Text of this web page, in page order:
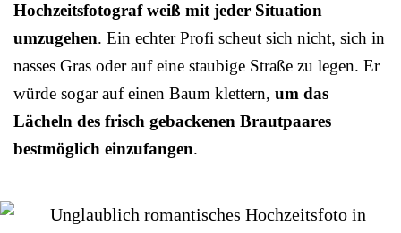
Hochzeitsfotograf weiß mit jeder Situation
umzugehen. Ein echter Profi scheut sich nicht, sich in
nasses Gras oder auf eine staubige Straße zu legen. Er
würde sogar auf einen Baum klettern, um das
Lächeln des frisch gebackenen Brautpaares
bestmöglich einzufangen.